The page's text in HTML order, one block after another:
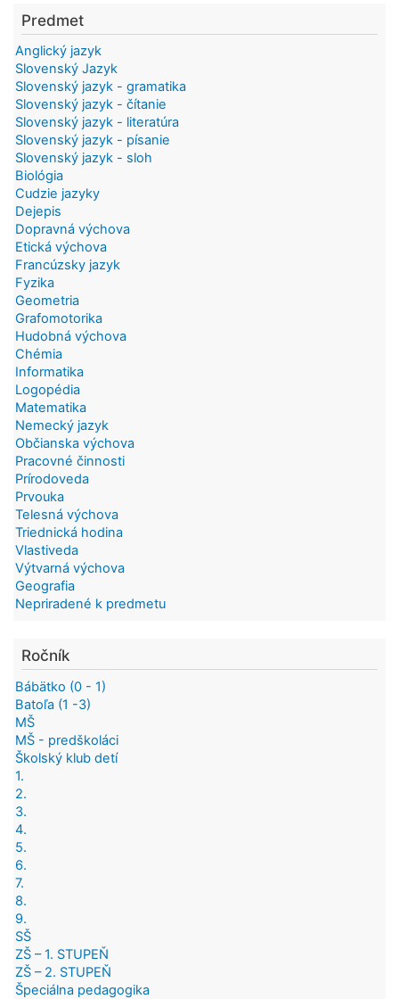
Predmet
Anglický jazyk
Slovenský Jazyk
Slovenský jazyk - gramatika
Slovenský jazyk - čítanie
Slovenský jazyk - literatúra
Slovenský jazyk - písanie
Slovenský jazyk - sloh
Biológia
Cudzie jazyky
Dejepis
Dopravná výchova
Etická výchova
Francúzsky jazyk
Fyzika
Geometria
Grafomotorika
Hudobná výchova
Chémia
Informatika
Logopédia
Matematika
Nemecký jazyk
Občianska výchova
Pracovné činnosti
Prírodoveda
Prvouka
Telesná výchova
Triednická hodina
Vlastiveda
Výtvarná výchova
Geografia
Nepriradené k predmetu
Ročník
Bábätko (0 - 1)
Batoľa (1 -3)
MŠ
MŠ - predškoláci
Školský klub detí
1.
2.
3.
4.
5.
6.
7.
8.
9.
SŠ
ZŠ – 1. STUPEŇ
ZŠ – 2. STUPEŇ
Špeciálna pedagogika